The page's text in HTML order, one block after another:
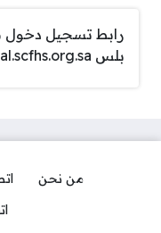
رابط تسجيل
بلس portal.scfhs.org.sa
من نحن